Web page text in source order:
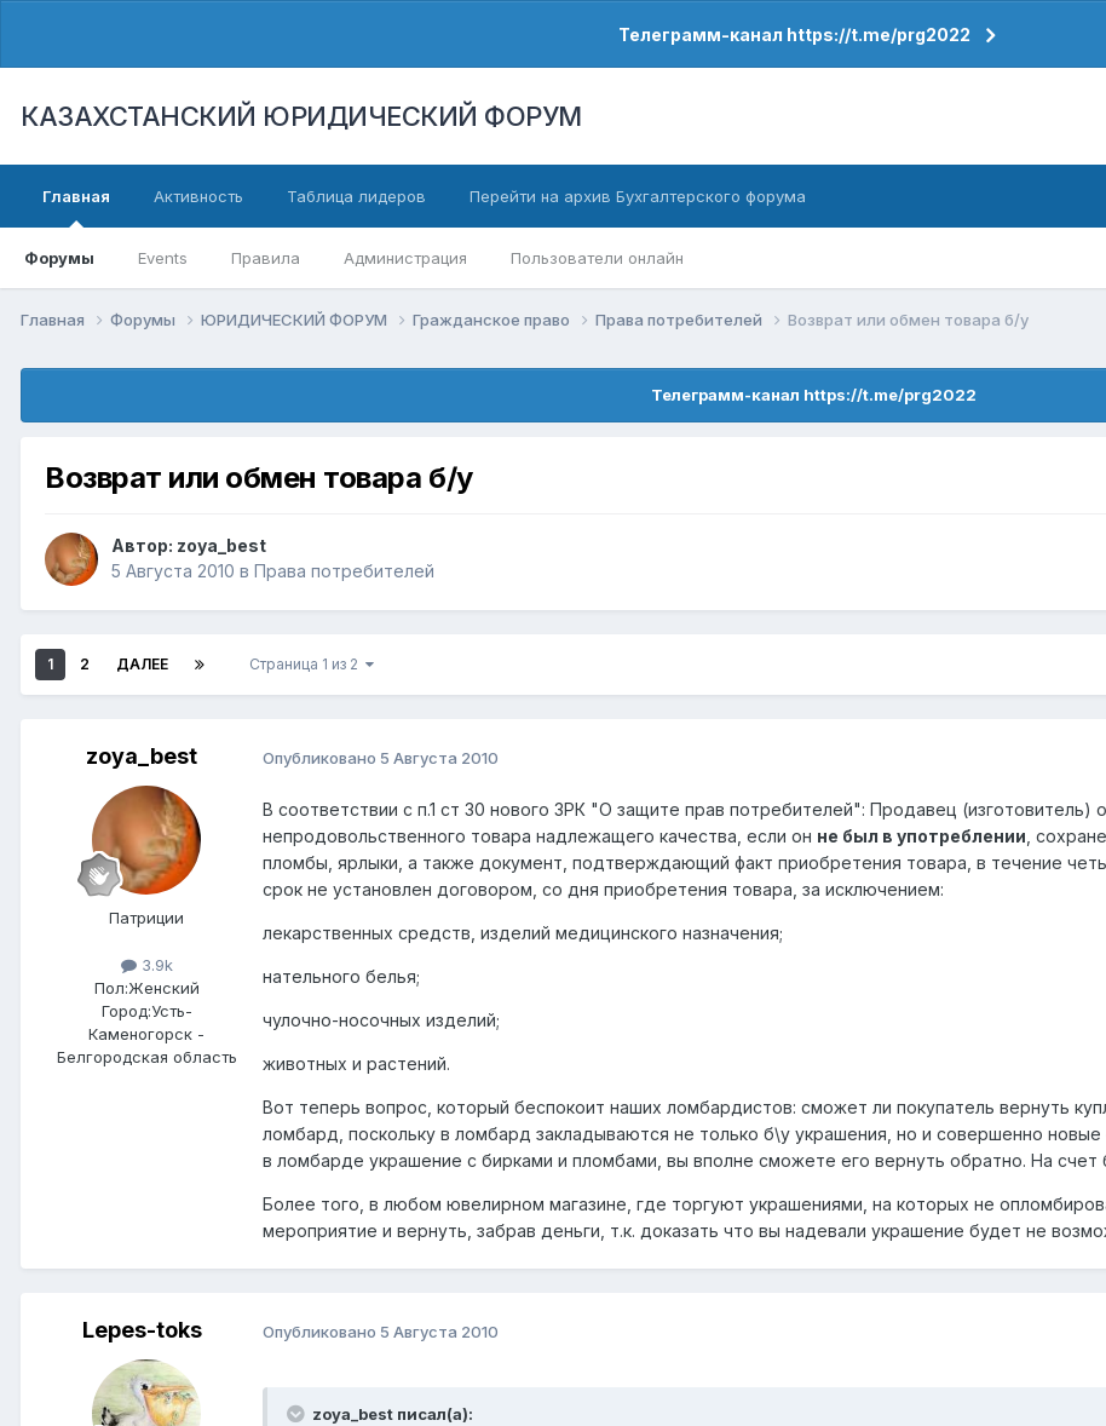
Телеграмм-канал https://t.me/prg2022
КАЗАХСТАНСКИЙ ЮРИДИЧЕСКИЙ ФОРУМ
Главная
Форумы Events Правила Администрация Пользователи онлайн
Активность Таблица лидеров Перейти на архив Бухгалтерского форума
Главная Форумы ЮРИДИЧЕСКИЙ ФОРУМ Гражданское право Права потребителей Возврат или обмен товара б/у
Телеграмм-канал https://t.me/prg2022
Возврат или обмен товара б/у
Автор: zoya_best
5 Августа 2010 в Права потребителей
1 2 ДАЛЕЕ Страница 1 из 2
zoya_best
Патриции
3.9k
Пол:Женский
Город:Усть-
Каменогорск -
Белгородская область
Опубликовано 5 Августа 2010
В соответствии с п.1 ст 30 нового ЗРК "О защите прав потребителей": Продавец (изготовитель)
непродовольственного товара надлежащего качества, если он не был в употреблении ,
пломбы, ярлыки, а также документ, подтверждающий факт приобретения товара, в течение
срок не установлен договором, со дня приобретения товара, за исключением:
лекарственных средств, изделий медицинского назначения;
нательного белья;
чулочно-носочных изделий;
животных и растений.
Вот теперь вопрос, который беспокоит наших ломбардистов: сможет ли покупатель вернуть
ломбард, поскольку в ломбард закладываются не только б\у украшения, но и совершенно
в ломбарде украшение с бирками и пломбами, вы вполне сможете его вернуть обратно. На счет
Более того, в любом ювелирном магазине, где торгуют украшениями, на которых не
мероприятие и вернуть, забрав деньги, т.к. доказать что вы надевали украшение будет не
Lepes-toks Опубликовано 5 Августа 2010
zoya_best писал(а):